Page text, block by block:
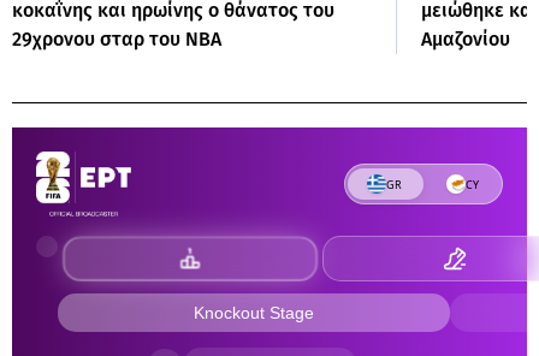
κοκαΐνης και ηρωίνης ο θάνατος του
29χρονου σταρ του NBA
μειώθηκε
Αμαζονίου